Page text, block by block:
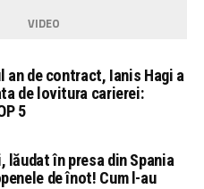
VIDEO
an de contract, Ianis Hagi a
de lovitura carierei:
5
lăudat în presa din Spania
de înot! Cum l-au